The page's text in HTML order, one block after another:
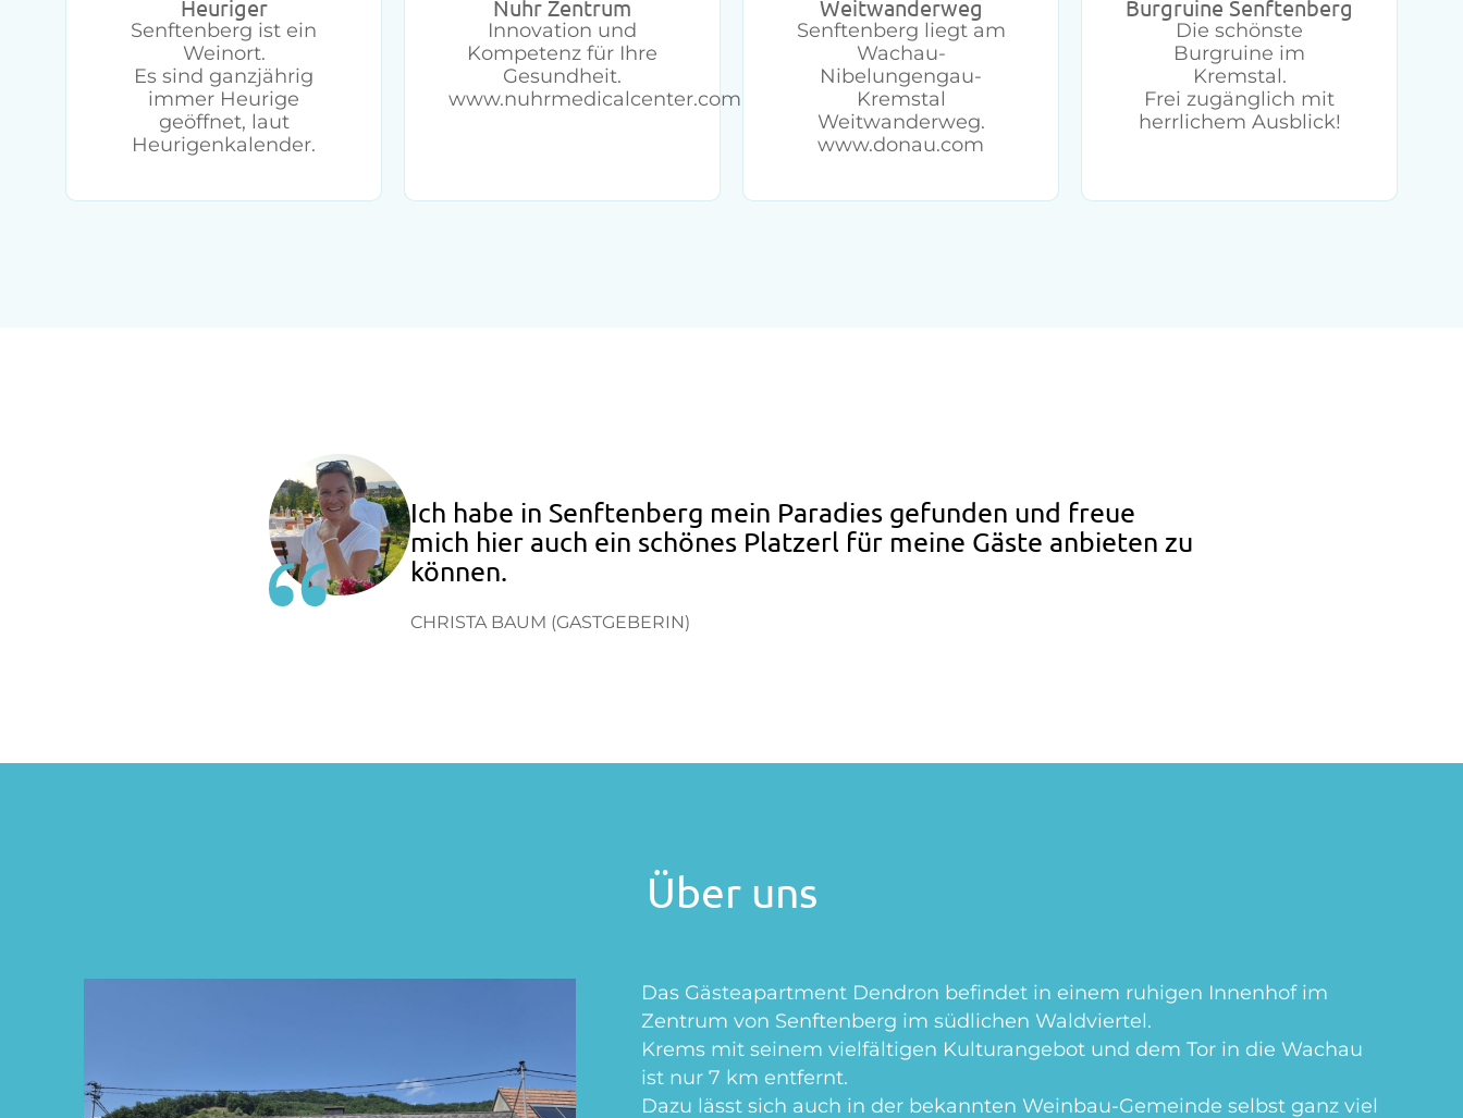
Heuriger
Senftenberg ist ein
Weinort.
Es sind ganzjährig
immer Heurige
geöffnet, laut
Heurigenkalender.
Nuhr Zentrum
Innovation und
Kompetenz für Ihre
Gesundheit.
www.nuhrmedicalcenter.com
Weitwanderweg
Senftenberg liegt am
Wachau-
Nibelungengau-
Kremstal
Weitwanderweg.
www.donau.com
Burgruine Senftenberg
Die schönste
Burgruine im
Kremstal.
Frei zugänglich mit
herrlichem Ausblick!
Ich habe in Senftenberg mein Paradies gefunden und freue
mich hier auch ein schönes Platzerl für meine Gäste anbieten zu
können.
CHRISTA BAUM (GASTGEBERIN)
Über uns
Das Gästeapartment Dendron befindet in einem ruhigen Innenhof im
Zentrum von Senftenberg im südlichen Waldviertel.
Krems mit seinem vielfältigen Kulturangebot und dem Tor in die Wachau
ist nur 7 km entfernt.
Dazu lässt sich auch in der bekannten Weinbau-Gemeinde selbst ganz viel